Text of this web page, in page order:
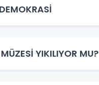
YIKILIYOR MU?